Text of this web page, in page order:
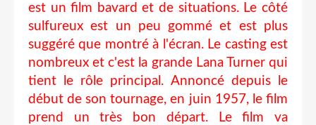
est un film bavard et de situations. Le côté
sulfureux est un peu gommé et est plus
suggéré que montré à l'écran. Le casting est
nombreux et c'est la grande Lana Turner qui
tient le rôle principal. Annoncé depuis le
début de son tournage, en juin 1957, le film
prend un très bon départ. Le film va